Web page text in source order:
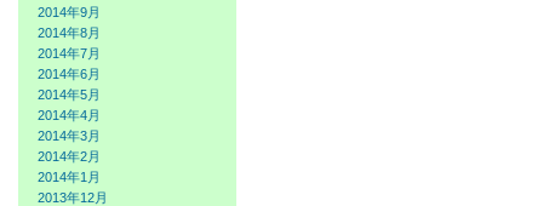
2014年9月
2014年8月
2014年7月
2014年6月
2014年5月
2014年4月
2014年3月
2014年2月
2014年1月
2013年12月